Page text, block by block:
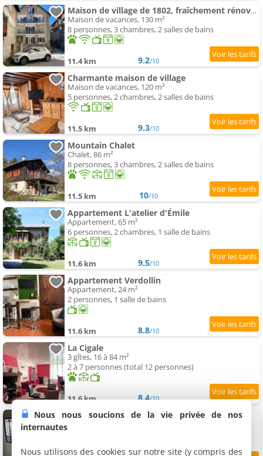
Maison de village de 1802, fraîchement rénovée 04370
Maison de vacances, 130 m²
8 personnes, 3 chambres, 2 salles de bains
11.4 km 9.2/10
Charmante maison de village
Maison de vacances, 120 m²
5 personnes, 2 chambres, 2 salles de bains
11.5 km 9.3/10
Mountain Chalet
Chalet, 86 m²
8 personnes, 3 chambres, 2 salles de bains
11.5 km 10/10
Appartement L'atelier d'Émile
Appartement, 65 m²
6 personnes, 2 chambres, 1 salle de bains
11.6 km 9.5/10
Appartement Verdollin
Appartement, 24 m²
2 personnes, 1 salle de bains
11.6 km 8.8/10
La Cigale
3 gîtes, 16 à 84 m²
2 à 7 personnes (total 12 personnes)
11.6 km 8.4/10
Villa des Lucioles 2
Nous nous soucions de la vie privée de nos
internautes
Nous utilisons des cookies sur notre site (y compris des